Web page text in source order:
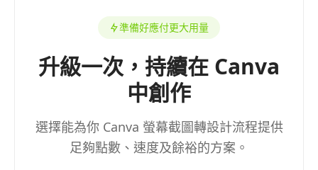
準備好應付更大用量
升級一次，持續在 Canva
中創作
選擇能為你 Canva 螢幕截圖轉設計流程提供
足夠點數、速度及餘裕的方案。